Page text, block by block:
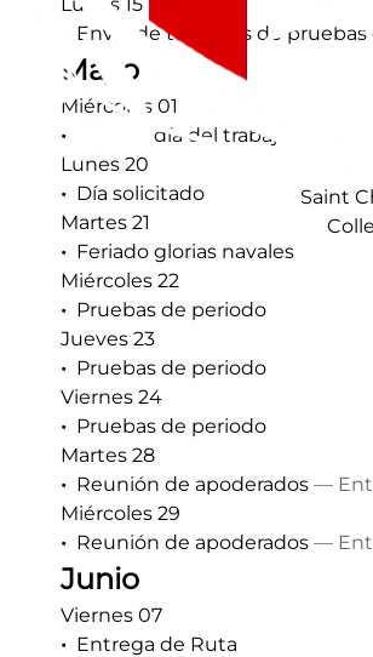
Envío de temarios de
Mayo
Miércoles 01
Feriado día del trabajo
Lunes 20
Día solicitado
Martes 21
Feriado glorias navales
Miércoles 22
Pruebas de periodo
Jueves 23
Pruebas de periodo
Viernes 24
Pruebas de periodo
Martes 28
Reunión de apoderados —
Miércoles 29
Reunión de apoderados —
Junio
Viernes 07
Entrega de Ruta
Saint